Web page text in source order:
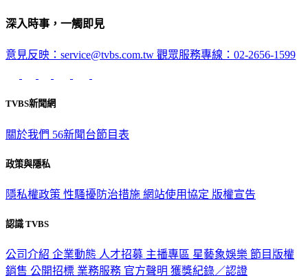
深入時事，一觸即見
意見反映：service@tvbs.com.tw 觀眾服務專線：02-2656-1599
TVBS新聞網
關於我們 56新聞台節目表
政策與隱私
隱私權政策 性騷擾防治措施 網站使用協定 版權宣告
認識 TVBS
公司介紹 企業動態 人才招募 主播專區 星藝象娛樂 節目版權
銷售 公開招標 業務服務 官方聲明 獲獎紀錄／認證